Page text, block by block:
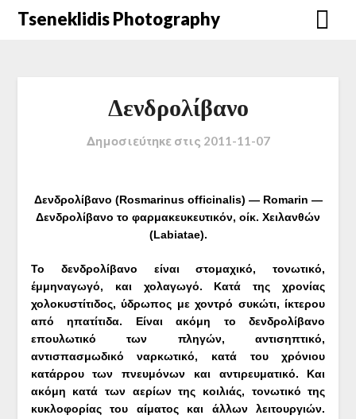
Μετάβαση
Tseneklidis Photography
Δενδρολίβανο
Δημοσιεύτηκε στις 2011-11-07
Δενδρολίβανο (Rosmarinus officinalis) — Romarin —
Δενδρολίβανο το φαρμακευκευτικόν, οίκ. Χειλανθών
(Labiatae).
Το δενδρολίβανο είναι στομαχικό, τονωτικό,
έμμηναγωγό, και χολαγωγό. Κατά της χρονίας
χολοκυστίτιδος, ύδρωπος με χοντρό συκώτι, ίκτερου
από ηπατίτιδα. Είναι ακόμη το δενδρολίβανο
επουλωτικό των πληγών, αντισηπτικό,
αντισπασμωδικό ναρκωτικό, κατά του χρόνιου
κατάρρου των πνευμόνων και αντιρευματικό. Και
ακόμη κατά των αερίων της κοιλιάς, τονωτικό της
κυκλοφορίας του αίματος και άλλων λειτουργιών.